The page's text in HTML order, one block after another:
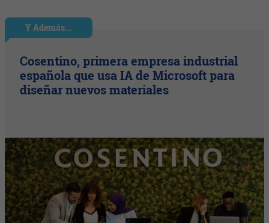
Y Además...
Cosentino, primera empresa industrial
española que usa IA de Microsoft para
diseñar nuevos materiales